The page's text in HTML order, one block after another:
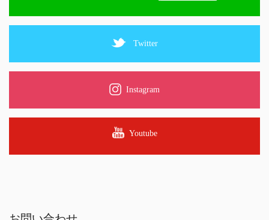
Twitter
Instagram
Youtube